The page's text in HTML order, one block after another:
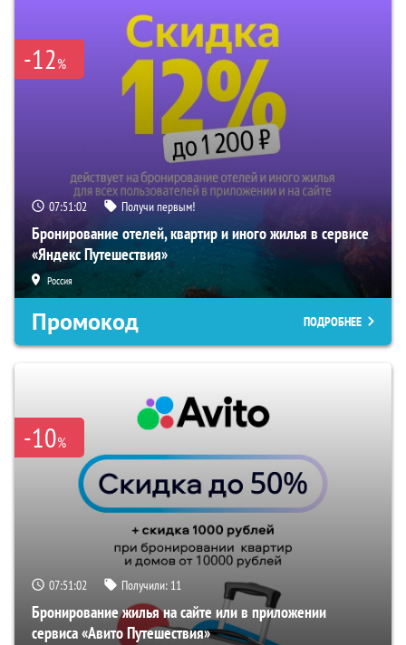
-12%
07:51:01 Получи первым!
Бронирование отелей, квартир и иного жилья в сервисе
«Яндекс Путешествия»
Россия
Промокод ПОДРОБНЕЕ
-10%
07:51:01 Получили: 11
Бронирование жилья на сайте или в приложении
сервиса «Авито Путешествия»